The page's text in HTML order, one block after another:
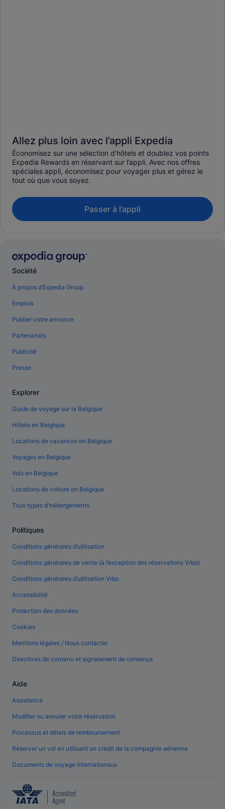
Allez plus loin avec l’appli Expedia
Économisez sur une sélection d’hôtels et doublez vos points
Expedia Rewards en réservant sur l’appli. Avec nos offres
spéciales appli, économisez pour voyager plus et gérez le
tout où que vous soyez.
Passer à l’appli
Société
À propos d’Expedia Group
Emplois
Publier votre annonce
Partenariats
Publicité
Presse
Explorer
Guide de voyage sur la Belgique
Hôtels en Belgique
Locations de vacances en Belgique
Voyages en Belgique
Vols en Belgique
Locations de voiture en Belgique
Tous types d'hébergements
Politiques
Conditions générales d’utilisation
Conditions générales de vente (à l’exception des réservations Vrbo)
Conditions générales d’utilisation Vrbo
Accessibilité
Protection des données
Cookies
Mentions légales / Nous contacter
Directives de contenu et signalement de contenus
Aide
Assistance
Modifier ou annuler votre réservation
Processus et délais de remboursement
Réserver un vol en utilisant un crédit de la compagnie aérienne
Documents de voyage internationaux